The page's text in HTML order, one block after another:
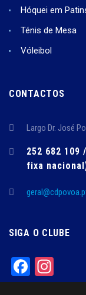
Hóquei em
Ténis de Mesa
Vóleibol
CONTACTOS
Largo Dr. José
252 682 109
fixa
SIGA O CLUBE